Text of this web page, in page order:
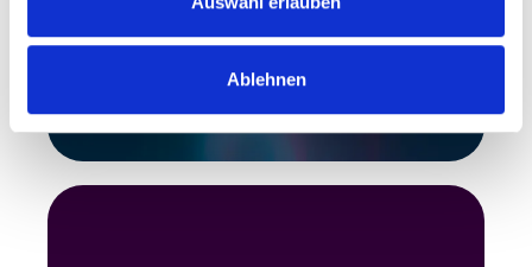
Ablehnen